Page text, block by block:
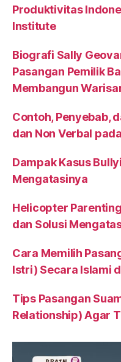
Produktivitas
Institute
Biografi Sally
Pasangan Pemilik
Membangun
Contoh, Penyebab,
dan Non Verbal
Dampak Kasus
Mengatasinya
Helicopter
dan Solusi
Cara Memilih
Istri) Secara Islami
Tips Pasangan
Relationship) Agar